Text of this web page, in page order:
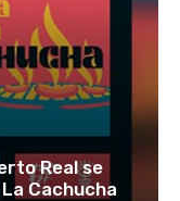
Real se
Cachucha